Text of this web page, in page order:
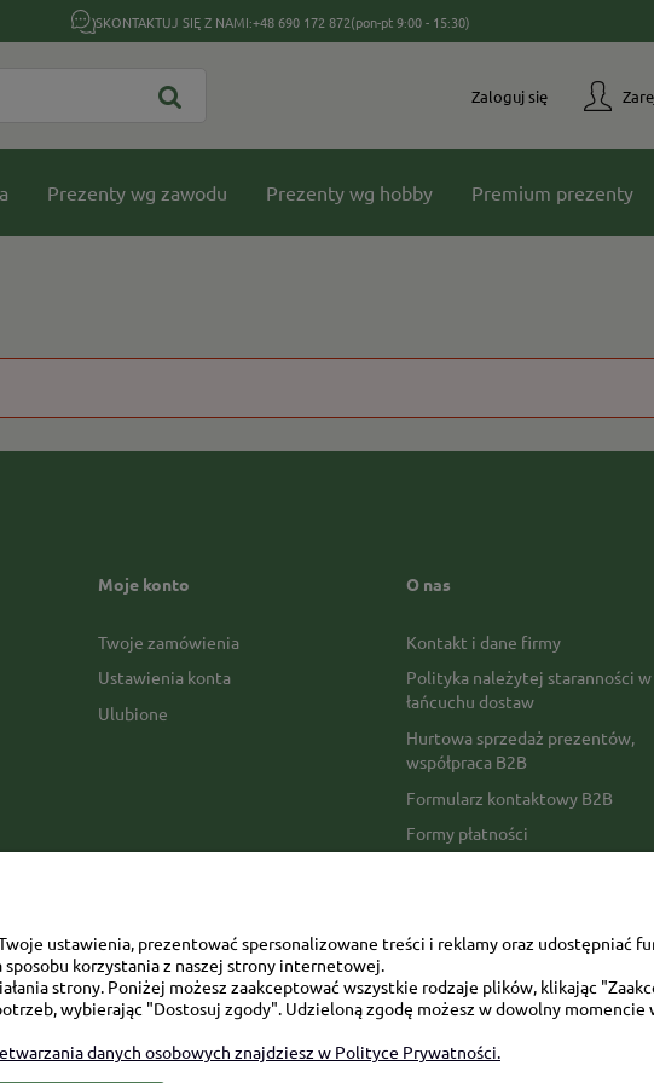
SKONTAKTUJ SIĘ Z NAMI:+48 690 172 872(pon-pt 9:00 - 15:30)
Zaloguj się
Prezenty wg zawodu Prezenty wg hobby Premium prezenty
Moje konto
Twoje zamówienia
Ustawienia konta
Ulubione
O nas
Kontakt i dane firmy
Polityka należytej staranności w
łańcuchu dostaw
Hurtowa sprzedaż prezentów,
współpraca B2B
Formularz kontaktowy B2B
Formy płatności
Opinie Trustmate
Mapa kategorii
ustawienia, prezentować spersonalizowane treści i reklamy oraz udostępniać
korzystania z naszej strony internetowej.
strony. Poniżej możesz zaakceptować wszystkie rodzaje plików, klikając
wybierając "Dostosuj zgody". Udzieloną zgodę możesz w dowolny
danych osobowych znajdziesz w Polityce Prywatności.